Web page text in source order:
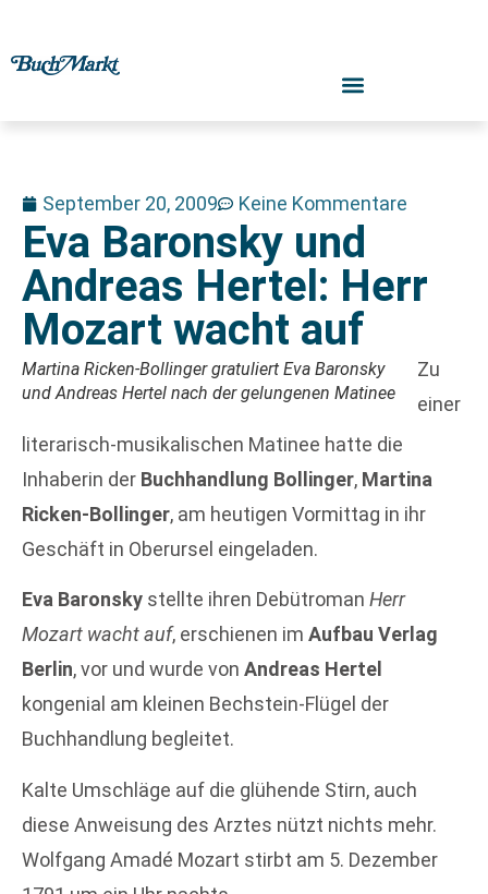
September 20, 2009 Keine Kommentare
Eva Baronsky und
Andreas Hertel: Herr
Mozart wacht auf
Martina Ricken-Bollinger gratuliert Eva Baronsky
und Andreas Hertel nach der gelungenen Matinee
Zu
einer
literarisch-musikalischen Matinee hatte die
Inhaberin der Buchhandlung Bollinger, Martina
Ricken-Bollinger, am heutigen Vormittag in ihr
Geschäft in Oberursel eingeladen.
Eva Baronsky stellte ihren Debütroman Herr
Mozart wacht auf, erschienen im Aufbau Verlag
Berlin, vor und wurde von Andreas Hertel
kongenial am kleinen Bechstein-Flügel der
Buchhandlung begleitet.
Kalte Umschläge auf die glühende Stirn, auch
diese Anweisung des Arztes nützt nichts mehr.
Wolfgang Amadé Mozart stirbt am 5. Dezember